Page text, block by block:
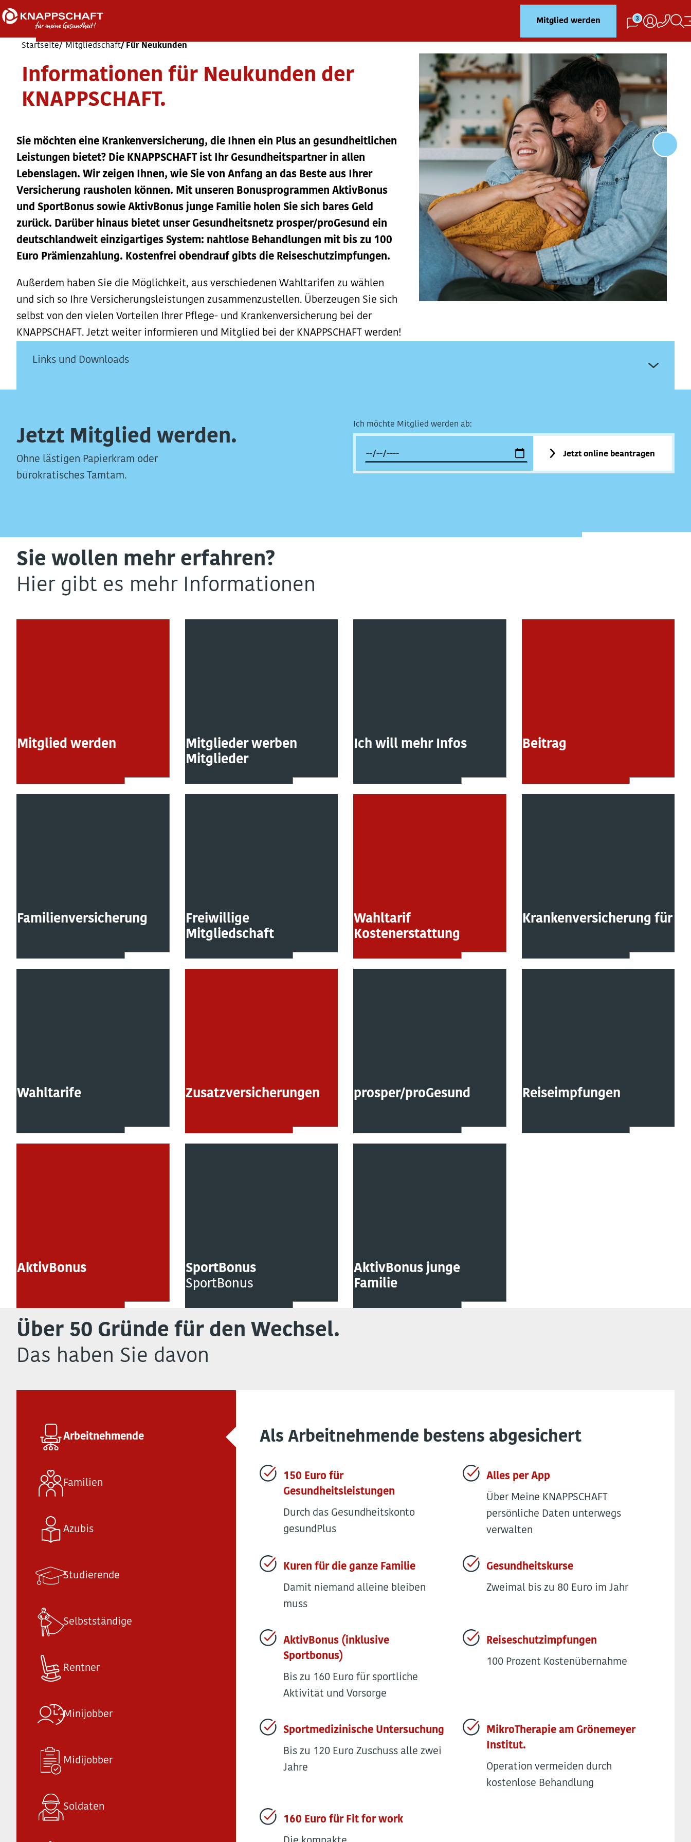
Mitglied werden 3
Startseite Mitgliedschaft Für Neukunden
Informationen für Neukunden der
KNAPPSCHAFT.
Sie möchten eine Krankenversicherung, die Ihnen ein Plus an gesundheitlichen
Leistungen bietet? Die KNAPPSCHAFT ist Ihr Gesundheitspartner in allen
Lebenslagen. Wir zeigen Ihnen, wie Sie von Anfang an das Beste aus Ihrer
Versicherung rausholen können. Mit unseren Bonusprogrammen AktivBonus
und SportBonus sowie AktivBonus junge Familie holen Sie sich bares Geld
zurück. Darüber hinaus bietet unser Gesundheitsnetz prosper/proGesund ein
deutschlandweit einzigartiges System: nahtlose Behandlungen mit bis zu 100
Euro Prämienzahlung. Kostenfrei obendrauf gibts die Reiseschutzimpfungen.
Außerdem haben Sie die Möglichkeit, aus verschiedenen Wahltarifen zu wählen
und sich so Ihre Versicherungsleistungen zusammenzustellen. Überzeugen Sie sich
selbst von den vielen Vorteilen Ihrer Pflege- und Krankenversicherung bei der
KNAPPSCHAFT. Jetzt weiter informieren und Mitglied bei der KNAPPSCHAFT werden!
Links und Downloads
Jetzt Mitglied werden.
Ohne lästigen Papierkram oder
bürokratisches Tamtam.
Ich möchte Mitglied werden ab:
Jetzt online beantragen
Sie wollen mehr erfahren?
Hier gibt es mehr Informationen
Mitglied werden
Mitglieder werben
Mitglieder
Ich will mehr Infos Beitrag
Familienversicherung
Freiwillige
Mitgliedschaft
Wahltarif
Kostenerstattung
Krankenversicherung für
Wahltarife Zusatzversicherungen prosper/proGesund Reiseimpfungen
AktivBonus
SportBonus
SportBonus
AktivBonus junge
Familie
Über 50 Gründe für den Wechsel.
Das haben Sie davon
Arbeitnehmende
Familien
Azubis
Studierende
Selbstständige
Rentner
Minijobber
Midijobber
Soldaten
Als Arbeitnehmende bestens abgesichert
150 Euro für
Gesundheitsleistungen
Durch das Gesundheitskonto
gesundPlus
Alles perApp
Über Meine KNAPPSCHAFT
persönliche Daten unterwegs
verwalten
Kuren für die ganze Familie
Damit niemand alleine bleiben
muss
Gesundheitskurse
Zweimal bis zu 80 Euro im Jahr
AktivBonus (inklusive
Sportbonus)
Bis zu 160 Euro für sportliche
Aktivität und Vorsorge
Reiseschutzimpfungen
100 Prozent Kostenübernahme
Sportmedizinische Untersuchung
Bis zu 120 Euro Zuschuss alle zwei
Jahre
MikroTherapie am Grönemeyer
Institut.
Operation vermeiden durch
kostenlose Behandlung
160 Euro für Fit for work